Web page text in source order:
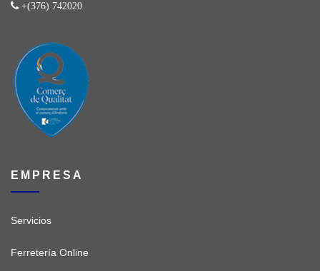
+(376) 742020
EMPRESA
Servicios
Ferretería Online